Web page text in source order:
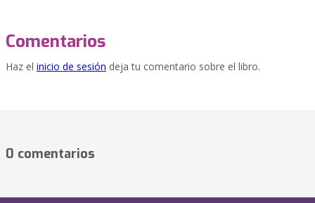
Comentarios
Haz el inicio de sesión deja tu comentario sobre el libro.
0 comentarios